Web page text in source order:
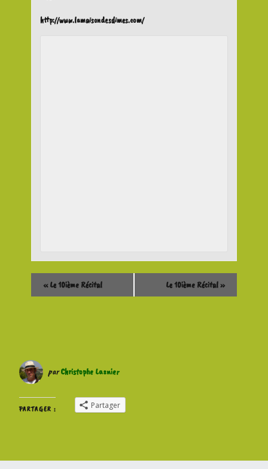
http://www.lamaisondesdimes.com/
«Le 10ième Récital Le 10ième Récital»
parChristophe Lasnier
PARTAGER : Partager